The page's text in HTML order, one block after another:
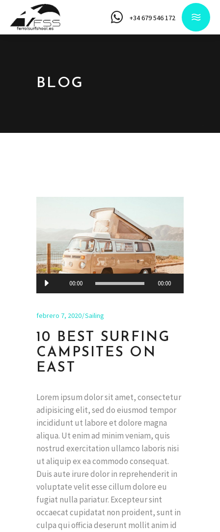
+34 679 546 172
BLOG
Reproductor
de
00:00 00:00
febrero 7, 2020 Sailing
10 BEST SURFING
CAMPSITES ON
EAST
Lorem ipsum dolor sit amet, consectetur
adipisicing elit, sed do eiusmod tempor
incididunt ut labore et dolore magna
aliqua. Ut enim ad minim veniam, quis
nostrud exercitation ullamco laboris nisi
ut aliquip ex ea commodo consequat.
Duis aute irure dolor in reprehenderit in
voluptate velit esse cillum dolore eu
fugiat nulla pariatur. Excepteur sint
occaecat cupidatat non proident, sunt in
culpa qui officia deserunt mollit anim id